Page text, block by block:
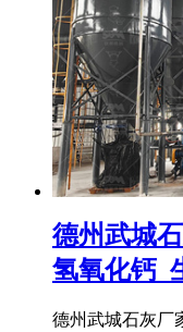
德州武城
氢氧化钙_
德州武城石灰厂